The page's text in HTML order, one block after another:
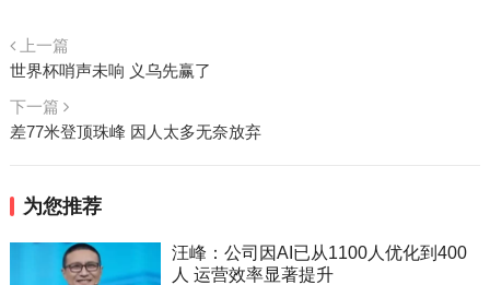
上一篇
世界杯哨声未响 义乌先赢了
下一篇
差77米登顶珠峰 因人太多无奈放弃
为您推荐
汪峰：公司因AI已从1100人优化到400
人 运营效率显著提升